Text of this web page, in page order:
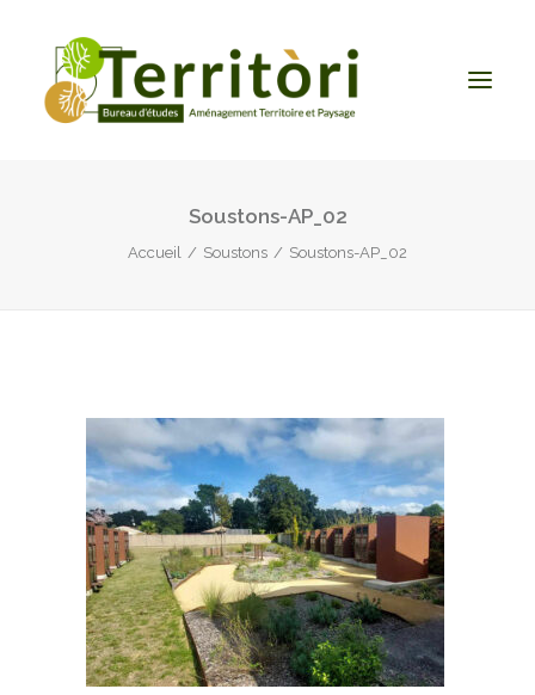
LE BUREAU
Soustons-AP_02
Accueil Soustons Soustons-AP_02